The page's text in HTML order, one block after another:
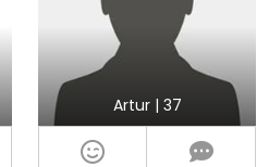
Artur | 37